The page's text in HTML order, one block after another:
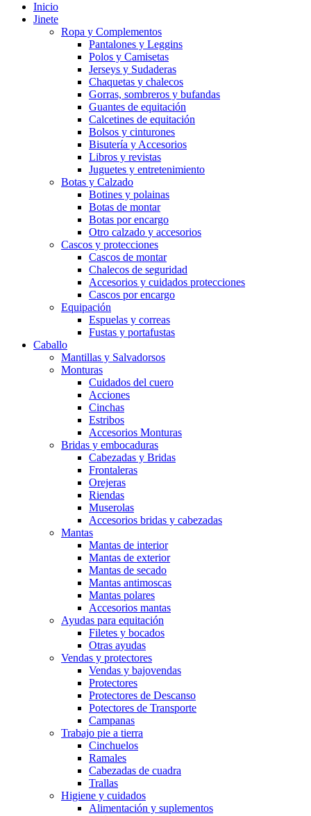
Inicio
Jinete
Ropa y Complementos
Pantalones y Leggins
Polos y Camisetas
Jerseys y Sudaderas
Chaquetas y chalecos
Gorras, sombreros y bufandas
Guantes de equitación
Calcetines de equitación
Bolsos y cinturones
Bisutería y Accesorios
Libros y revistas
Juguetes y entretenimiento
Botas y Calzado
Botines y polainas
Botas de montar
Botas por encargo
Otro calzado y accesorios
Cascos y protecciones
Cascos de montar
Chalecos de seguridad
Accesorios y cuidados protecciones
Cascos por encargo
Equipación
Espuelas y correas
Fustas y portafustas
Caballo
Mantillas y Salvadorsos
Monturas
Cuidados del cuero
Acciones
Cinchas
Estribos
Accesorios Monturas
Bridas y embocaduras
Cabezadas y Bridas
Frontaleras
Orejeras
Riendas
Muserolas
Accesorios bridas y cabezadas
Mantas
Mantas de interior
Mantas de exterior
Mantas de secado
Mantas antimoscas
Mantas polares
Accesorios mantas
Ayudas para equitación
Filetes y bocados
Otras ayudas
Vendas y protectores
Vendas y bajovendas
Protectores
Protectores de Descanso
Potectores de Transporte
Campanas
Trabajo pie a tierra
Cinchuelos
Ramales
Cabezadas de cuadra
Trallas
Higiene y cuidados
Alimentación y suplementos